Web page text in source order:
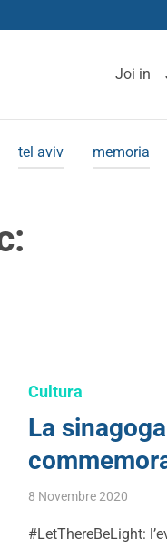
Joi in
tel aviv memoria
Cultura
La
8 Novembre 2020
#LetThereBeLight: